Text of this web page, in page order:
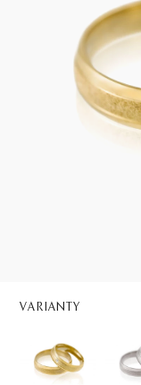
VARIANTY